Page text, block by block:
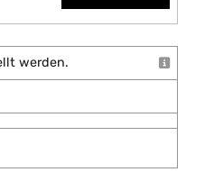
werden.